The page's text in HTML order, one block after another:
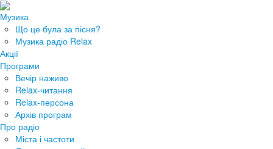
Музика
Що це була за пісня?
Музика радіо Relax
Акції
Програми
Вечір наживо
Relax-читання
Relax-персона
Архів програм
Про радіо
Міста і частоти